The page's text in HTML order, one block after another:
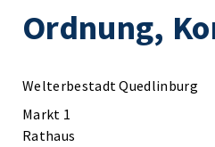
Ordnung,
Welterbestadt Quedlinburg
Markt 1
Rathaus